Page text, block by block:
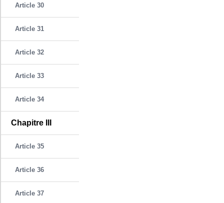
Article 30
Article 31
Article 32
Article 33
Article 34
Chapitre III
Article 35
Article 36
Article 37